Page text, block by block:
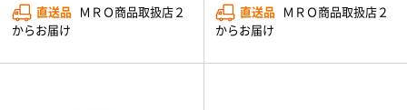
直送品 ＭＲＯ商品取扱店２
からお届け
直送品 ＭＲＯ商品取扱店２
からお届け